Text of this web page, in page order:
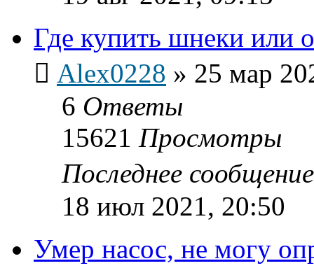
Где купить шнеки или
Alex0228 » 25 мар
6 Ответы
15621 Просмотры
Последнее
18 июл 2021, 20:50
Умер насос, не могу